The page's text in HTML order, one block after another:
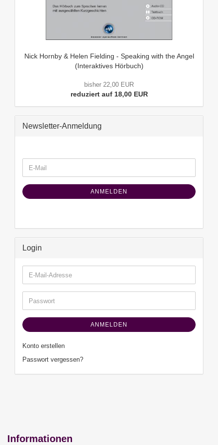
Nick Hornby & Helen Fielding - Speaking with the Angel
(Interaktives Hörbuch)
bisher 22,00 EUR
reduziert auf 18,00 EUR
Newsletter-Anmeldung
ZUR
ANMELDUNG
E-
Mail
ANMELDEN
Login
E-
Mail-
Adresse
Passwort
ANMELDEN
Konto erstellen
Passwort vergessen?
Informationen